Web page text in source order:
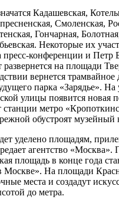
Кадашевская,
Смоленская,
Гончарная,
Некоторые их
пресс-конференции и
на площади
вернется
парка «Зарядье». На
улицы появится новая
станции метро
обустроят музейный
уделено площадям,
агентство «Москва».
площадь в конце года
Москве». На площади
места и создадут
до метра.